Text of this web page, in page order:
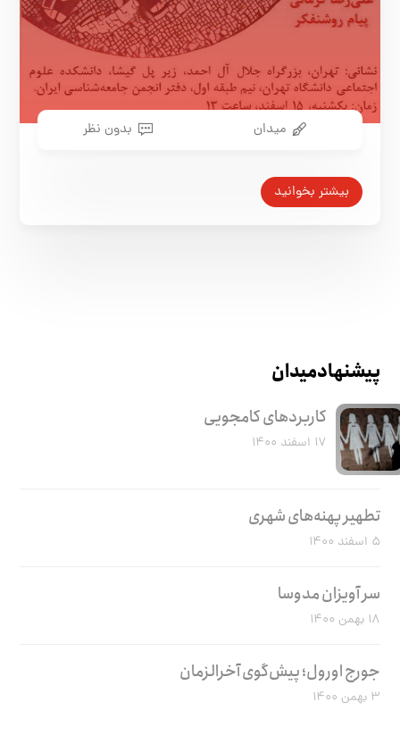
میدان بدون نظر
بیشتر بخوانید
پیشنهاد میدان
کاربرد‌های کامجویی
۱۷ اسفند ۱۴۰۰
تطهیر پهنه‌های شهری
۵ اسفند ۱۴۰۰
سر آویزان مدوسا
۱۸ بهمن ۱۴۰۰
جورج اورول؛ پیش‌گوی آخرالزمان
۳ بهمن ۱۴۰۰